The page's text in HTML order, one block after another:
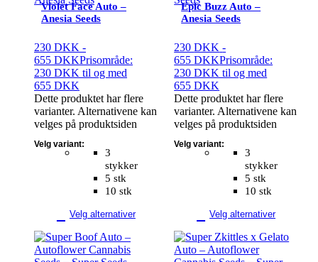
Violet Face Auto –
Anesia Seeds
230 DKK -
655 DKKPrisområde:
230 DKK til og med
655 DKK
3
stykker
5 stk
10 stk
Velg variant:
Velg alternativer
Dette produktet har flere
varianter. Alternativene kan
velges på produktsiden
Epic Buzz Auto –
Anesia Seeds
230DKK -
655DKKPrisområde:
230 DKK til og med
655 DKK
3
stykker
5 stk
10 stk
Velg variant:
Velg alternativer
Dette produktet har flere
varianter. Alternativene kan
velges på produktsiden